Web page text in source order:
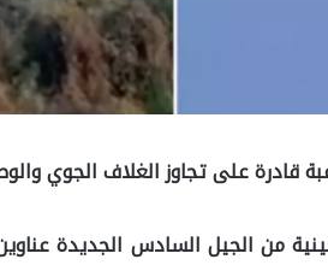
قادرة على تجاوز الغلاف الجوي
من الجيل السادس الجديدة